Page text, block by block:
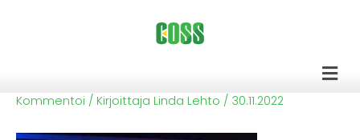
Kommentoi / Kirjoittaja Linda Lehto / 30.11.2022